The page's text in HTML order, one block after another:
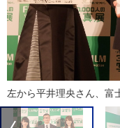
左から平井理央さん、富